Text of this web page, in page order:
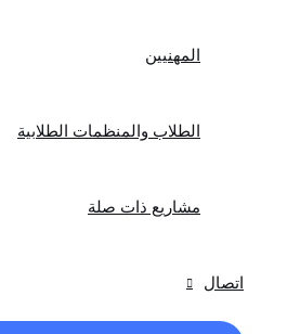
المهنيين
الطلاب والمنظمات الطلابية
مشاريع ذات صلة
اتصال